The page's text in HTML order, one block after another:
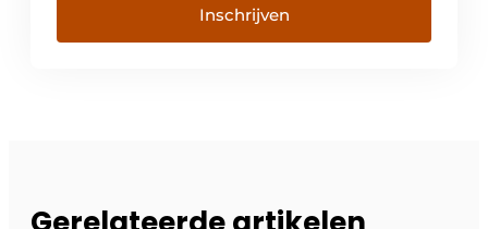
Inschrijven